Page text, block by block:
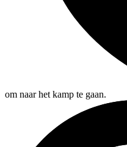
om naar het kamp te gaan.